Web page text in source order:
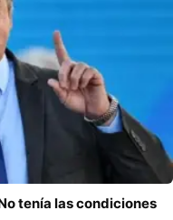
tenía las condiciones